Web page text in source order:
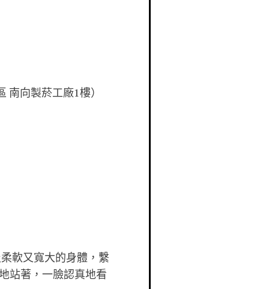
向製菸工廠1樓）‭
軟又寬大的身體，繫
站著，一臉認真地看